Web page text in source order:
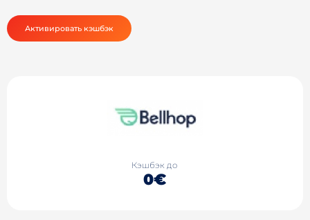
Активировать кэшбэк
Кэшбэк до
0€